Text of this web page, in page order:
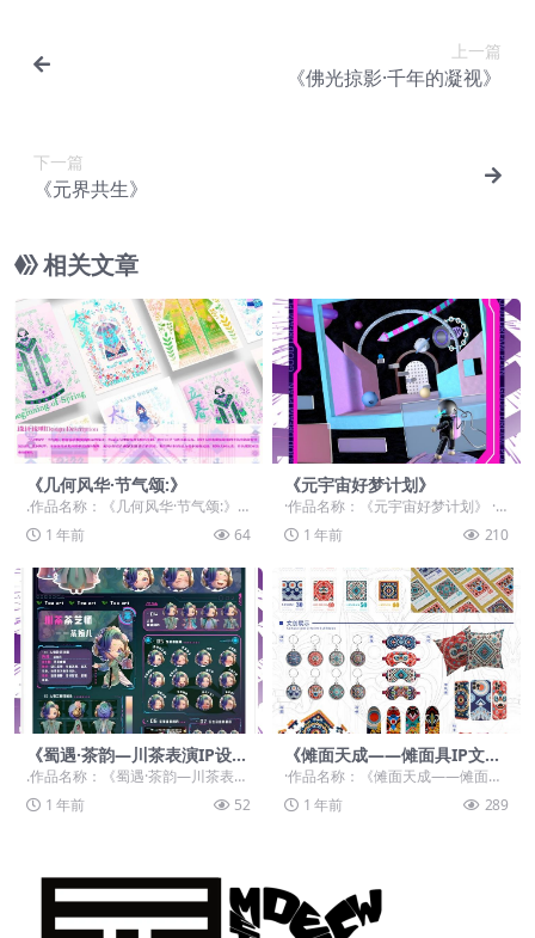
上一篇
《佛光掠影·千年的凝视》
下一篇
《元界共生》
相关文章
《几何风华·节气颂:》
.作品名称：《几何风华·节气颂:》 .
作品赛道：学生组：命题赛道-”元宇
宙+非遗...
1 年前 64
《元宇宙好梦计划》
·作品名称：《元宇宙好梦计划》 ·
作品赛道：学生组：自由主题赛道-”
元宇宙+“ ...
1 年前 210
《蜀遇·茶韵—川茶表演IP设
计》
.作品名称：《蜀遇·茶韵—川茶表演
IP设计》 .作品赛道：学生组：自由
主题赛道-...
1 年前 52
《傩面天成——傩面具IP文创
衍生设计》
·作品名称：《傩面天成——傩面具I
P文创衍生设计》 ·作品赛道：学生
组：命题赛道...
1 年前 289